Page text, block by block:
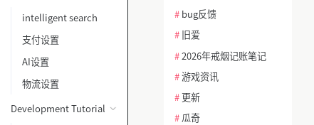
intelligent search
支付设置
AI设置
物流设置
Development Tutorial
#bug反馈
#旧爱
#2026年戒烟记账笔记
#游戏资讯
#更新
#瓜奇